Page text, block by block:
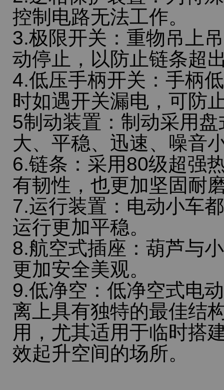
控制电路无法工作。
3.极限开关：重物吊上
动停止，以防止链条超
4.低压手柄开关：手柄
时如遇开关漏电，可防
5制动装置：制动采用
大、平稳、迅速、噪音
6.链条：采用80级超强
有韧性，也更加坚固耐
7.运行装置：电动小车
运行更加平稳。
8.航空式插座：葫芦与
更加安全美观。
9.低净空：低净空式电
离上具有独特的最佳结
用，尤其适用于临时搭
效起升空间的场所。